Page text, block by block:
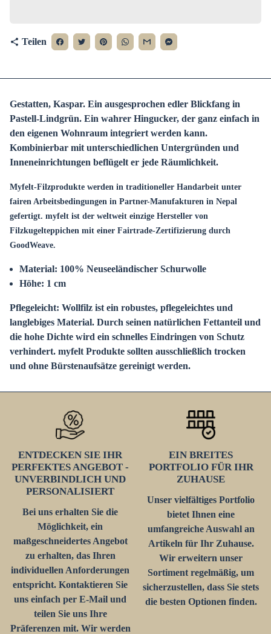
share Teilen
Gestatten, Kaspar. Ein ausgesprochen edler Blickfang in
Pastell-Lindgrün. Ein wahrer Hingucker, der ganz einfach in
den eigenen Wohnraum integriert werden kann.
Kombinierbar mit unterschiedlichen Untergründen und
Inneneinrichtungen beflügelt er jede Räumlichkeit.
Myfelt-Filzprodukte werden in traditioneller Handarbeit unter
fairen Arbeitsbedingungen in Partner-Manufakturen in Nepal
gefertigt. myfelt ist der weltweit einzige Hersteller von
Filzkugelteppichen mit einer Fairtrade-Zertifizierung durch
GoodWeave.
Material: 100% Neuseeländischer Schurwolle
Höhe: 1 cm
Pflegeleicht: Wollfilz ist ein robustes, pflegeleichtes und
langlebiges Material. Durch seinen natürlichen Fettanteil und
die hohe Dichte wird ein schnelles Eindringen von Schutz
verhindert. myfelt Produkte sollten ausschließlich trocken
und ohne Bürstenaufsätze gereinigt werden.
ENTDECKEN SIE IHR
PERFEKTES ANGEBOT -
UNVERBINDLICH UND
PERSONALISIERT
Bei uns erhalten Sie die
Möglichkeit, ein
maßgeschneidertes Angebot
zu erhalten, das Ihren
individuellen Anforderungen
entspricht. Kontaktieren Sie
uns einfach per E-Mail und
teilen Sie uns Ihre
Präferenzen mit. Wir werden
EIN BREITES
PORTFOLIO FÜR IHR
ZUHAUSE
Unser vielfältiges Portfolio
bietet Ihnen eine
umfangreiche Auswahl an
Artikeln für Ihr Zuhause.
Wir erweitern unser
Sortiment regelmäßig, um
sicherzustellen, dass Sie stets
die besten Optionen finden.